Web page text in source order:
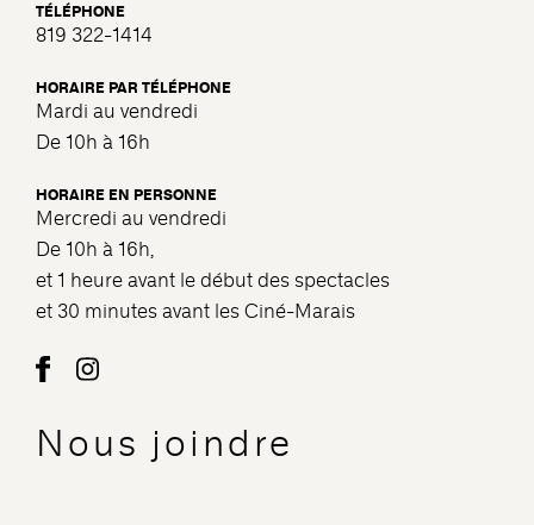
TÉLÉPHONE
819 322-1414
HORAIRE PAR TÉLÉPHONE
Mardi au vendredi
De 10h à 16h
HORAIRE EN PERSONNE
Mercredi au vendredi
De 10h à 16h,
et 1 heure avant le début des spectacles
et 30 minutes avant les Ciné-Marais
Nous joindre